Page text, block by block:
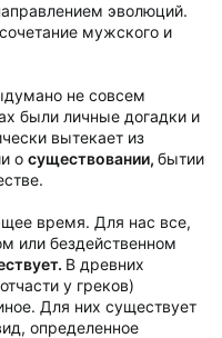
эволюций.
мужского и
не совсем
были личные догадки и
вытекает из
о существовании, бытии
время. Для нас все,
или бездейственном
В древних
у греков)
Для них существует
определенное